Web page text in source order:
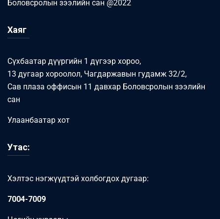
Боловсролын зээлийн сан @2022
Хаяг
Сүхбаатар дүүргийн 1 дүгээр хороо,
13 дугаар хороолол, Чагдаржавын гудамж 32/2,
Сав плаза оффисын 11 давхар Боловсролын зээлийн
сан
Улаанбаатар хот
Утас:
Хэлтэс нэгжүүдтэй холбогдох дугаар:
7004-7009